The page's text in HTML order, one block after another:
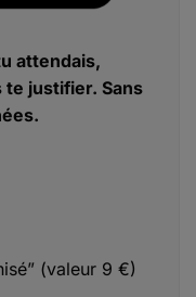
attendais,
te justifier. Sans
(valeur 9 €)